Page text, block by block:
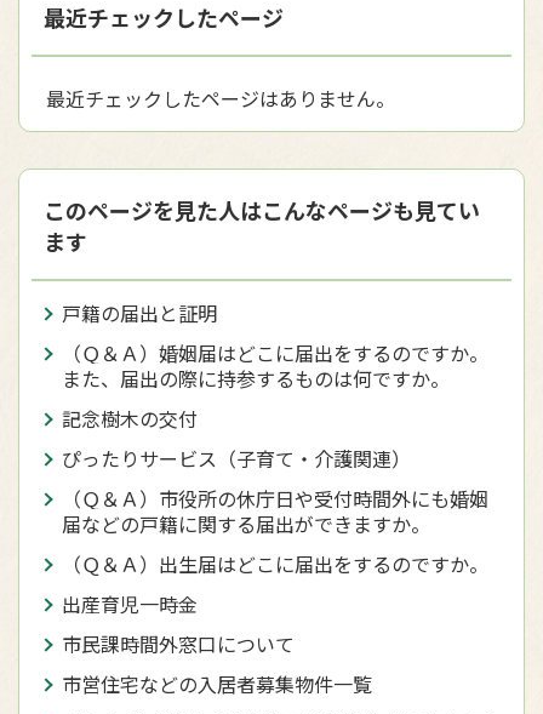
最近チェックしたページ
最近チェックしたページはありません。
このページを見た人はこんなページも見てい
ます
戸籍の届出と証明
（Ｑ＆Ａ）婚姻届はどこに届出をするのですか。
また、届出の際に持参するものは何ですか。
記念樹木の交付
ぴったりサービス（子育て・介護関連）
（Ｑ＆Ａ）市役所の休庁日や受付時間外にも婚姻
届などの戸籍に関する届出ができますか。
（Ｑ＆Ａ）出生届はどこに届出をするのですか。
出産育児一時金
市民課時間外窓口について
市営住宅などの入居者募集物件一覧